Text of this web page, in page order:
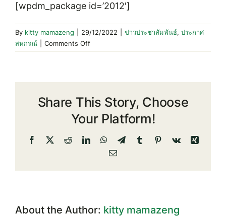
[wpdm_package id=’2012′]
By kitty mamazeng 29/12/2022 ข่าวประชาสัมพันธ์, ประกาศ
สหกรณ์
Comments Offon
ประกาศ
รับ
สมัคร
ผู้
ด้าน
สหกรณ์
Share This Story, Choose
Your Platform!
Facebook
X RedditLinkedInWhatsApp
TelegramTumblrPinterest
Vk
Xing
Email
About the Author: kitty mamazeng